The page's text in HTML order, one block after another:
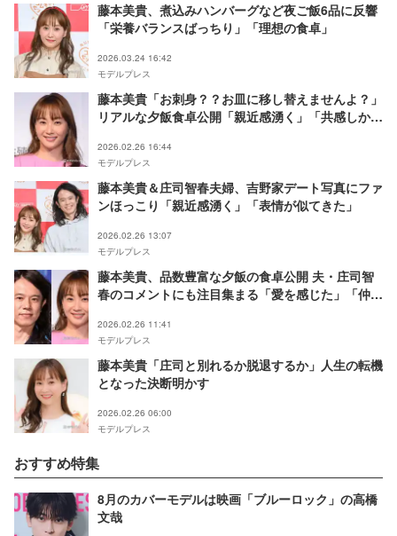
藤本美貴、煮込みハンバーグなど夜ご飯6品に反響
「栄養バランスばっちり」「理想の食卓」
2026.03.24 16:42
モデルプレス
藤本美貴「お刺身？？お皿に移し替えませんよ？」
リアルな夕飯食卓公開「親近感湧く」「共感しかな
2026.02.26 16:44
モデルプレス
藤本美貴＆庄司智春夫婦、吉野家デート写真にファ
ンほっこり「親近感湧く」「表情が似てきた」
2026.02.26 13:07
モデルプレス
藤本美貴、品数豊富な夕飯の食卓公開 夫・庄司智
春のコメントにも注目集まる「愛を感じた」「仲良
2026.02.26 11:41
モデルプレス
藤本美貴「庄司と別れるか脱退するか」人生の転機
となった決断明かす
2026.02.26 06:00
モデルプレス
おすすめ特集
8月のカバーモデルは映画「ブルーロック」の高橋
文哉